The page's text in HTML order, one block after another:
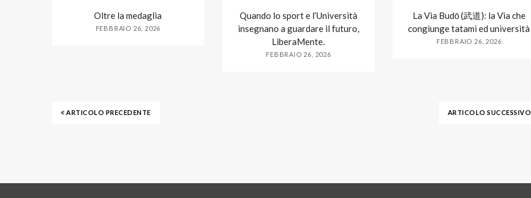
Oltre la medaglia
FEBBRAIO 26, 2026
Quando lo sport e l’Università
insegnano a guardare il futuro,
LiberaMente.
FEBBRAIO 26, 2026
La Via Budō (武道): la Via che
congiunge tatami ed università
FEBBRAIO 26, 2026
ARTICOLO PRECEDENTE ARTICOLO SUCCESSIVO